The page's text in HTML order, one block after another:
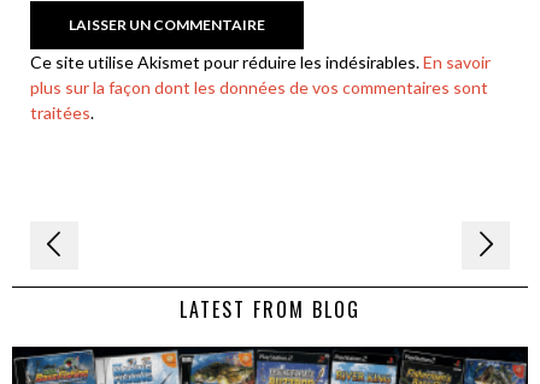
Ce site utilise Akismet pour réduire les indésirables.En savoir
plus sur la façon dont les données de vos commentaires sont
traitées.
Navigation
de LATEST FROM BLOG